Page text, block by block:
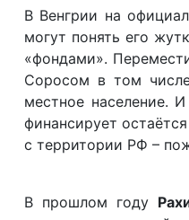
В Венгрии на
могут понять его
«фондами».
Соросом в том
местное население.
финансирует
с территории РФ –
В прошлом году